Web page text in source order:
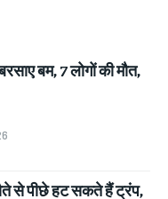
बम, 7 लोगों की मौत,
से पीछे हट सकते हैं ट्रंप,